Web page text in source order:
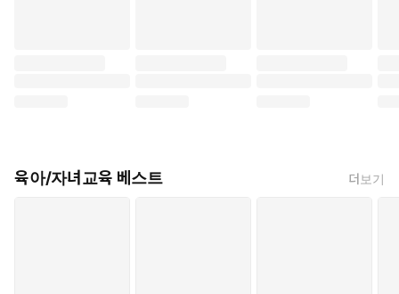
육아/자녀교육 베스트 더보기